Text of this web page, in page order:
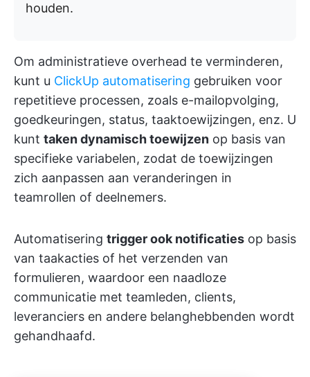
houden.
Om administratieve overhead te verminderen,
kunt u ClickUp automatisering gebruiken voor
repetitieve processen, zoals e-mailopvolging,
goedkeuringen, status, taaktoewijzingen, enz. U
kunt taken dynamisch toewijzen op basis van
specifieke variabelen, zodat de toewijzingen
zich aanpassen aan veranderingen in
teamrollen of deelnemers.
Automatisering trigger ook notificaties op basis
van taakacties of het verzenden van
formulieren, waardoor een naadloze
communicatie met teamleden, clients,
leveranciers en andere belanghebbenden wordt
gehandhaafd.